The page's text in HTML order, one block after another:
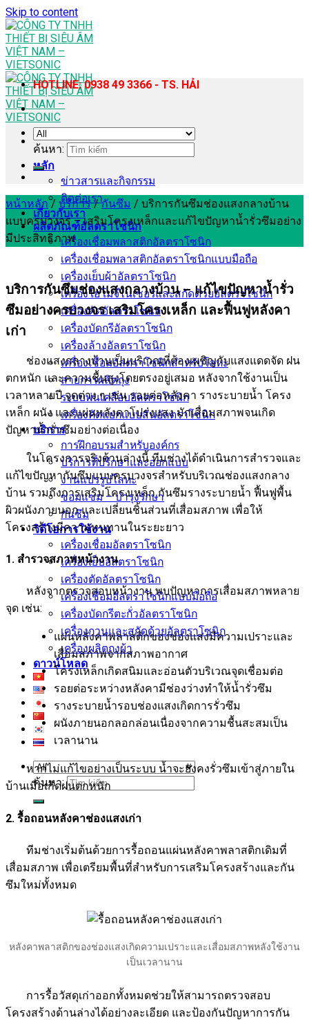
Skip to content
หลัก
ข่าวสารและกิจกรรม
ติดต่อเรา
เกี่ยวกับเรา
ผลิตภัณฑ์อัลตราโซนิก
เครื่องเชื่อมพลาสติกอัลตราโซนิก
เครื่องเชื่อมพลาสติกอัลตราโซนิกแบบมือถือ
เครื่องเย็บผ้าอัลตราโซนิก
เครื่องโฮโมจีไนเซอร์และสกัดด้วยอัลตราโซนิก
เครื่องตัดอัลตราโซนิก
เครื่องบัดกรีอัลตราโซนิก
เครื่องล้างอัลตราโซนิก
เครื่องเชื่อมอัลตราโซนิกสำหรับโลหะ
สายการผลิตถุง
ระบบพ่นเคลือบอัลตราโซนิก
เครื่องคัดแยกแบบสั่นอัลตราโซนิก
บริการ
การฝึกอบรมสำหรับองค์กร
บริการที่ปรึกษาและออกแบบ
งานแปรรูปโลหะ
ซ่อมแซม – บำรุงรักษา
กันซึม
วิดีโอการใช้งาน
เครื่องเชื่อมอัลตราโซนิก
เครื่องเย็บอัลตราโซนิก
เครื่องตัดอัลตราโซนิก
เครื่องเชื่อมอัลตราโซนิกแบบมือถือ
เครื่องบัดกรีตะกั่วอัลตราโซนิก
เครื่องกวนและสกัดด้วยอัลตราโซนิก
เครื่องผลิตถุงผ้า
ดาวน์โหลด
ค้นหา:
HOTLINE: 0938 49 3366 - TS. HẢI
ค้นหา:
หน้าหลัก / บริการ / กันซึม / บริการกันซึมช่องแสงกลางบ้าน
แบบครบวงจร – เสริมโครงเหล็กและแก้ไขปัญหาน้ำรั่วซึมอย่าง
มีประสิทธิภาพ
บริการกันซึมช่องแสงกลางบ้าน – แก้ไขปัญหาน้ำรั่ว
ซึมอย่างครบวงจร เสริมโครงเหล็ก และฟื้นฟูหลังคา
เก่า
ช่องแสงกลางบ้านเป็นบริเวณที่ต้องเผชิญกับแสงแดดจัด ฝน
ตกหนัก และความชื้นสูงโดยตรงอยู่เสมอ หลังจากใช้งานเป็น
เวลาหลายปี จุดต่าง ๆ เช่น รอยต่อหลังคา รางระบายน้ำ โครง
เหล็ก ผนัง และแผ่นหลังคาโปร่งแสง มักเสื่อมสภาพจนเกิด
ปัญหาน้ำรั่วซึมอย่างต่อเนื่อง
ในโครงการจริงด้านล่างนี้ ทีมช่างได้ดำเนินการสำรวจและ
แก้ไขปัญหากันซึมแบบครบวงจรสำหรับบริเวณช่องแสงกลาง
บ้าน รวมถึงการเสริมโครงเหล็ก กันซึมรางระบายน้ำ ฟื้นฟูพื้น
ผิวผนังภายนอก และเปลี่ยนชิ้นส่วนที่เสื่อมสภาพ เพื่อให้
โครงสร้างมีความทนทานในระยะยาว
1. สำรวจสภาพหน้างาน
หลังจากตรวจสอบหน้างาน พบปัญหาการเสื่อมสภาพหลาย
จุด เช่น:
แผ่นหลังคาพลาสติกของช่องแสงมีความเปราะและ
เสื่อมสภาพจากสภาพอากาศ
โครงเหล็กเกิดสนิมและอ่อนตัวบริเวณจุดเชื่อมต่อ
รอยต่อระหว่างหลังคามีช่องว่างทำให้น้ำรั่วซึม
รางระบายน้ำรอบช่องแสงเกิดการรั่วซึม
ผนังภายนอกลอกล่อนเนื่องจากความชื้นสะสมเป็น
เวลานาน
หากไม่แก้ไขอย่างเป็นระบบ น้ำจะยังคงรั่วซึมเข้าสู่ภายใน
บ้านเมื่อเกิดฝนตกหนัก
2. รื้อถอนหลังคาช่องแสงเก่า
ทีมช่างเริ่มต้นด้วยการรื้อถอนแผ่นหลังคาพลาสติกเดิมที่
เสื่อมสภาพ เพื่อเตรียมพื้นที่สำหรับการเสริมโครงสร้างและกัน
ซึมใหม่ทั้งหมด
หลังคาพลาสติกของช่องแสงเกิดความเปราะและเสื่อมสภาพหลังใช้งาน
เป็นเวลานาน
การรื้อวัสดุเก่าออกทั้งหมดช่วยให้สามารถตรวจสอบ
โครงสร้างด้านล่างได้อย่างละเอียด และป้องกันปัญหาการกัน